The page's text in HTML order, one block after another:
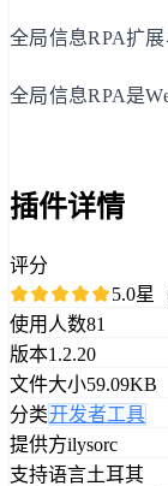
全局信息RPA扩
全局信息RPA是
插件详情
评分
5.0星
使用人数81
版本1.2.20
文件大小59.09KB
分类开发者工具
提供方ilysorc
支持语言土耳其